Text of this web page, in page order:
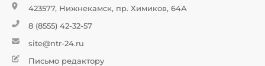
423577, Нижнекамск, пр. Химиков, 64А
8 (8555) 42-32-57
site@ntr-24.ru
Письмо редактору